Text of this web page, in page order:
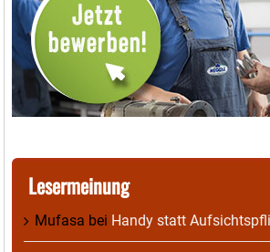
Lesermeinung
Mufasa bei Handy statt